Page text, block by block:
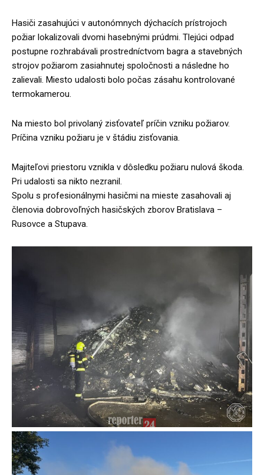
Hasiči zasahujúci v autonómnych dýchacích prístrojoch
požiar lokalizovali dvomi hasebnými prúdmi. Tlejúci odpad
postupne rozhrabávali prostredníctvom bagra a stavebných
strojov požiarom zasiahnutej spoločnosti a následne ho
zalievali. Miesto udalosti bolo počas zásahu kontrolované
termokamerou.
Na miesto bol privolaný zisťovateľ príčin vzniku požiarov.
Príčina vzniku požiaru je v štádiu zisťovania.
Majiteľovi priestoru vznikla v dôsledku požiaru nulová škoda.
Pri udalosti sa nikto nezranil.
Spolu s profesionálnymi hasičmi na mieste zasahovali aj
členovia dobrovoľných hasičských zborov Bratislava –
Rusovce a Stupava.